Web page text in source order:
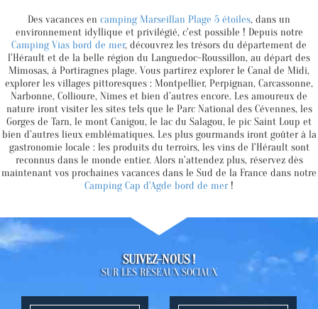
Des vacances en camping Marseillan Plage 5 étoiles, dans un
environnement idyllique et privilégié, c'est possible ! Depuis notre
Camping Vias bord de mer, découvrez les trésors du département de
l'Hérault et de la belle région du Languedoc-Roussillon, au départ des
Mimosas, à Portiragnes plage. Vous partirez explorer le Canal de Midi,
explorer les villages pittoresques : Montpellier, Perpignan, Carcassonne,
Narbonne, Collioure, Nîmes et bien d’autres encore. Les amoureux de
nature iront visiter les sites tels que le Parc National des Cévennes, les
Gorges de Tarn, le mont Canigou, le lac du Salagou, le pic Saint Loup et
bien d’autres lieux emblématiques. Les plus gourmands iront goûter à la
gastronomie locale : les produits du terroirs, les vins de l'Hérault sont
reconnus dans le monde entier. Alors n'attendez plus, réservez dès
maintenant vos prochaines vacances dans le Sud de la France dans notre
Camping Cap d'Agde bord de mer!
SUIVEZ-NOUS !
SUR LES RÉSEAUX SOCIAUX